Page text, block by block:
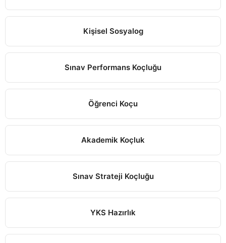
Kişisel Sosyalog
Sınav Performans Koçluğu
Öğrenci Koçu
Akademik Koçluk
Sınav Strateji Koçluğu
YKS Hazırlık